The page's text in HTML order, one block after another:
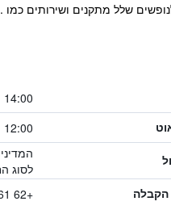
שלל מתקנים ושירותים כמו
14:00
12:00
לסוג
הקבלה +62 361 479 2644